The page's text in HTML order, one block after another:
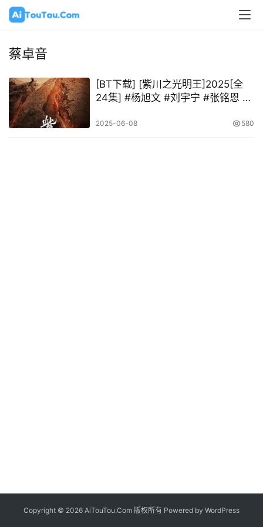
蔡卓音
[BT下载] [紫川之光明王]2025[全
24集] #杨旭文 #刘宇宁 #张铭恩 #
2025-06-08 580
Copyright © 2026 AiTouTou.Com 版权所有 Powered by WordPress